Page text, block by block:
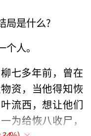
局是什么?
人。
七多年前，曾在
资，当他得知恢
流西，想让他们
为给恢八收尸，